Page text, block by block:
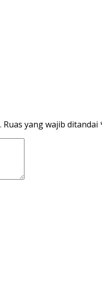
Ruas yang wajib ditandai